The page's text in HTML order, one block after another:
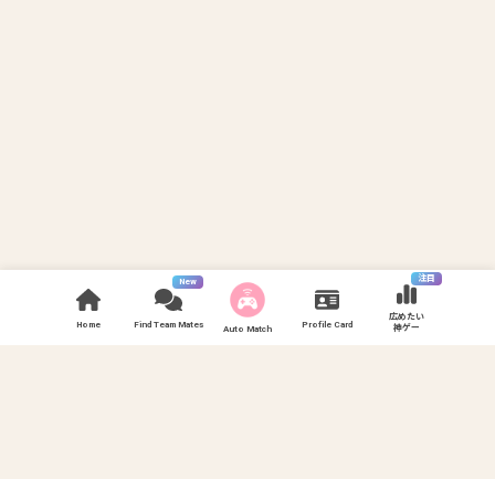
Home
New
Find Team Mates Auto Match Profile Card
注目
広めたい
神ゲー